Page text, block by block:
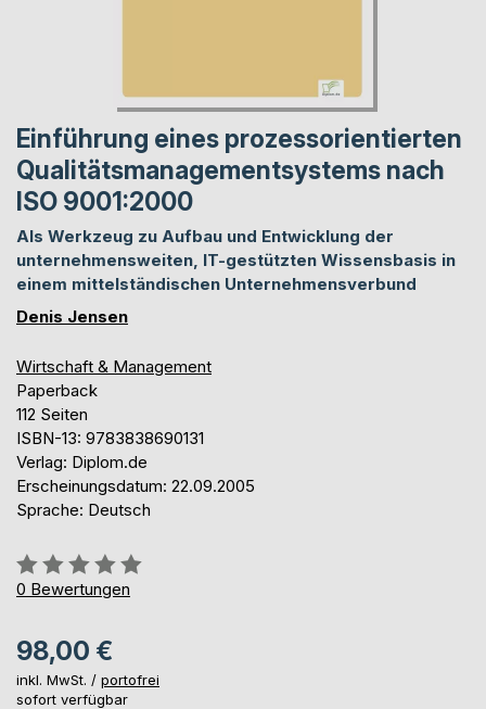
Einführung eines prozessorientierten
Qualitätsmanagementsystems nach
ISO 9001:2000
Als Werkzeug zu Aufbau und Entwicklung der
unternehmensweiten, IT-gestützten Wissensbasis in
einem mittelständischen Unternehmensverbund
Denis Jensen
Wirtschaft & Management
Paperback
112 Seiten
ISBN-13: 9783838690131
Verlag: Diplom.de
Erscheinungsdatum: 22.09.2005
Sprache: Deutsch
Bewertung::
0%
0 Bewertungen
98,00 €
inkl. MwSt. / portofrei
sofort verfügbar